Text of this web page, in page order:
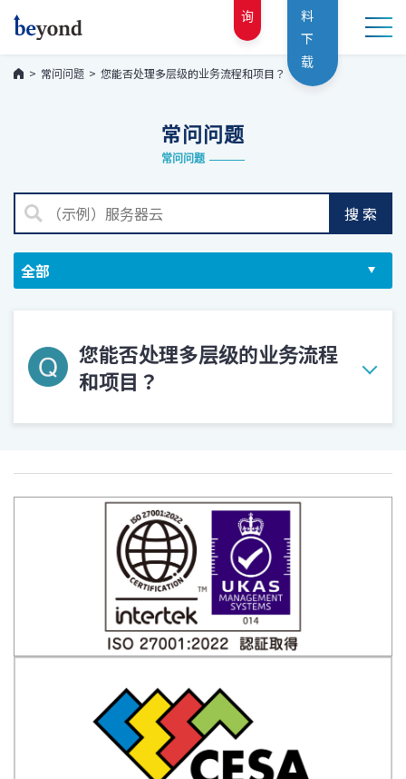
询
料
下
载
常问问题 您能否处理多层级的业务流程和项目？
常问问题
常问问题
搜索
您能否处理多层级的业务流程
和项目？